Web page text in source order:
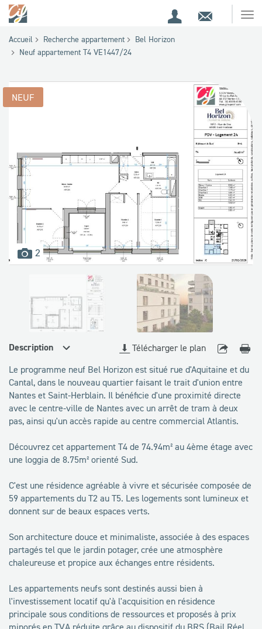
Espace
EspaceContact
Accueil Recherche appartement
Bel Horizon
Neuf appartement T4 VE1447/24
NEUF
2 images
disponibles
Télécharger le plan
Description
Le programme neuf Bel Horizon est situé rue d'Aquitaine et du
Cantal, dans le nouveau quartier faisant le trait d'union entre
Nantes et Saint-Herblain. Il bénéficie d'une proximité directe
avec le centre-ville de Nantes avec un arrêt de tram à deux
pas, ainsi qu'un accès rapide au centre commercial Atlantis.
Découvrez cet appartement T4 de 74.94m² au 4ème étage avec
une loggia de 8.75m² orienté Sud.
C'est une résidence agréable à vivre et sécurisée composée de
59 appartements du T2 au T5. Les logements sont lumineux et
donnent sur de beaux espaces verts.
Son architecture douce et minimaliste, associée à des espaces
partagés tel que le jardin potager, crée une atmosphère
chaleureuse et propice aux échanges entre résidents.
Les appartements neufs sont destinés aussi bien à
l'investissement locatif qu'à l'acquisition en résidence
principale sous conditions de ressources et proposés à prix
minorés en TVA réduite grâce au dispositif du BRS (Bail Réel